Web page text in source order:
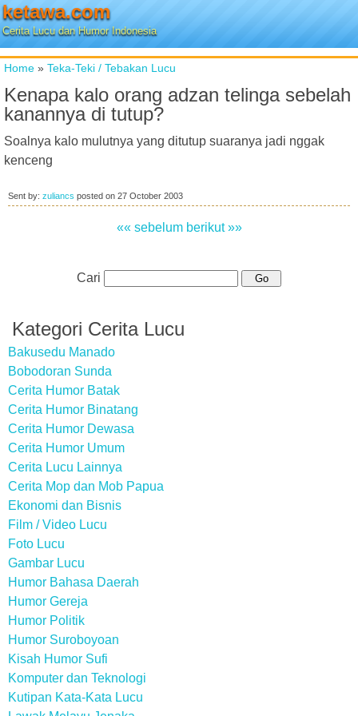
ketawa.com
Cerita Lucu dan Humor Indonesia
Home » Teka-Teki / Tebakan Lucu
Kenapa kalo orang adzan telinga sebelah
kanannya di tutup?
Soalnya kalo mulutnya yang ditutup suaranya jadi nggak
kenceng
Sent by: zuliancs posted on 27 October 2003
«« sebelum berikut »»
Cari
Kategori Cerita Lucu
Bakusedu Manado
Bobodoran Sunda
Cerita Humor Batak
Cerita Humor Binatang
Cerita Humor Dewasa
Cerita Humor Umum
Cerita Lucu Lainnya
Cerita Mop dan Mob Papua
Ekonomi dan Bisnis
Film / Video Lucu
Foto Lucu
Gambar Lucu
Humor Bahasa Daerah
Humor Gereja
Humor Politik
Humor Suroboyoan
Kisah Humor Sufi
Komputer dan Teknologi
Kutipan Kata-Kata Lucu